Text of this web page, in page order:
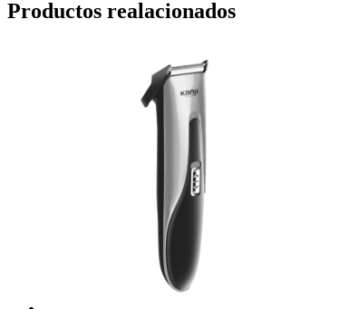
Productos realacionados